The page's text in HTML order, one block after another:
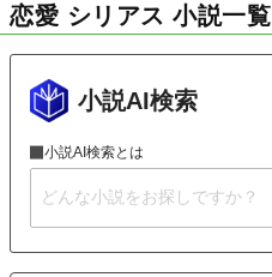
恋愛 シリアス 小説一覧
小説AI検索
小説AI検索とは